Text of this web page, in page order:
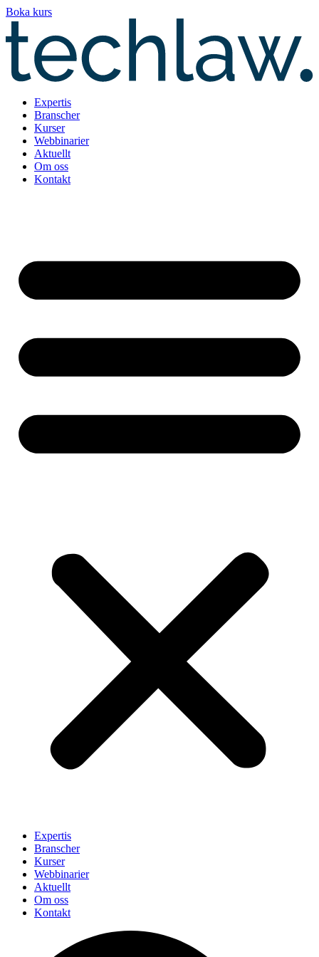
Hoppa
till
innehåll
Boka kurs
Expertis
Branscher
Kurser
Webbinarier
Aktuellt
Om oss
Kontakt
Expertis
Branscher
Kurser
Webbinarier
Aktuellt
Om oss
Kontakt